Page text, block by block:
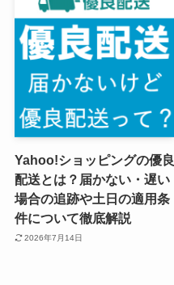
Yahoo!ショッピングの優良
配送とは？届かない・遅い
場合の追跡や土日の適用条
件について徹底解説
2026年7月14日